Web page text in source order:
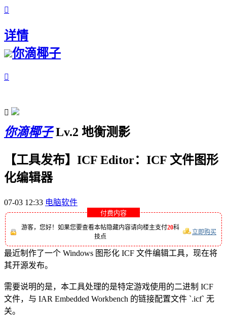

详情
你滴椰子


你滴椰子 Lv.2 地衡测影
【工具发布】ICF Editor：ICF 文件图形
化编辑器
07-03 12:33 电脑软件
付费内容
游客，您好！如果您要查看本帖隐藏内容请向楼主支付20科
技点
立即购买
最近制作了一个 Windows 图形化 ICF 文件编辑工具，现在将
其开源发布。
需要说明的是，本工具处理的是特定游戏使用的二进制 ICF
文件，与 IAR Embedded Workbench 的链接配置文件 `.icf` 无
关。